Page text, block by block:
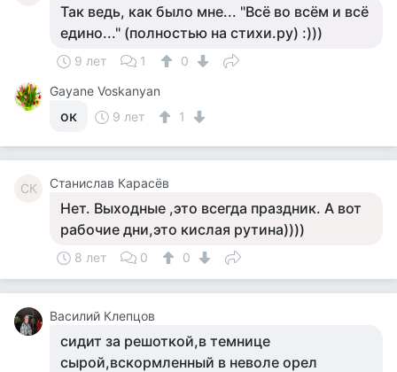
Так ведь, как было мне... "Всё во всём и всё
едино..." (полностью на стихи.ру) :)))
9 лет 1
0
Gayane Voskanyan
ок 9 лет 1
СК Станислав Карасёв
Нет. Выходные ,это всегда праздник. А вот
рабочие дни,это кислая рутина))))
8 лет 0 0
Василий Клепцов
сидит за решоткой,в темнице
сырой,вскормленный в неволе орел